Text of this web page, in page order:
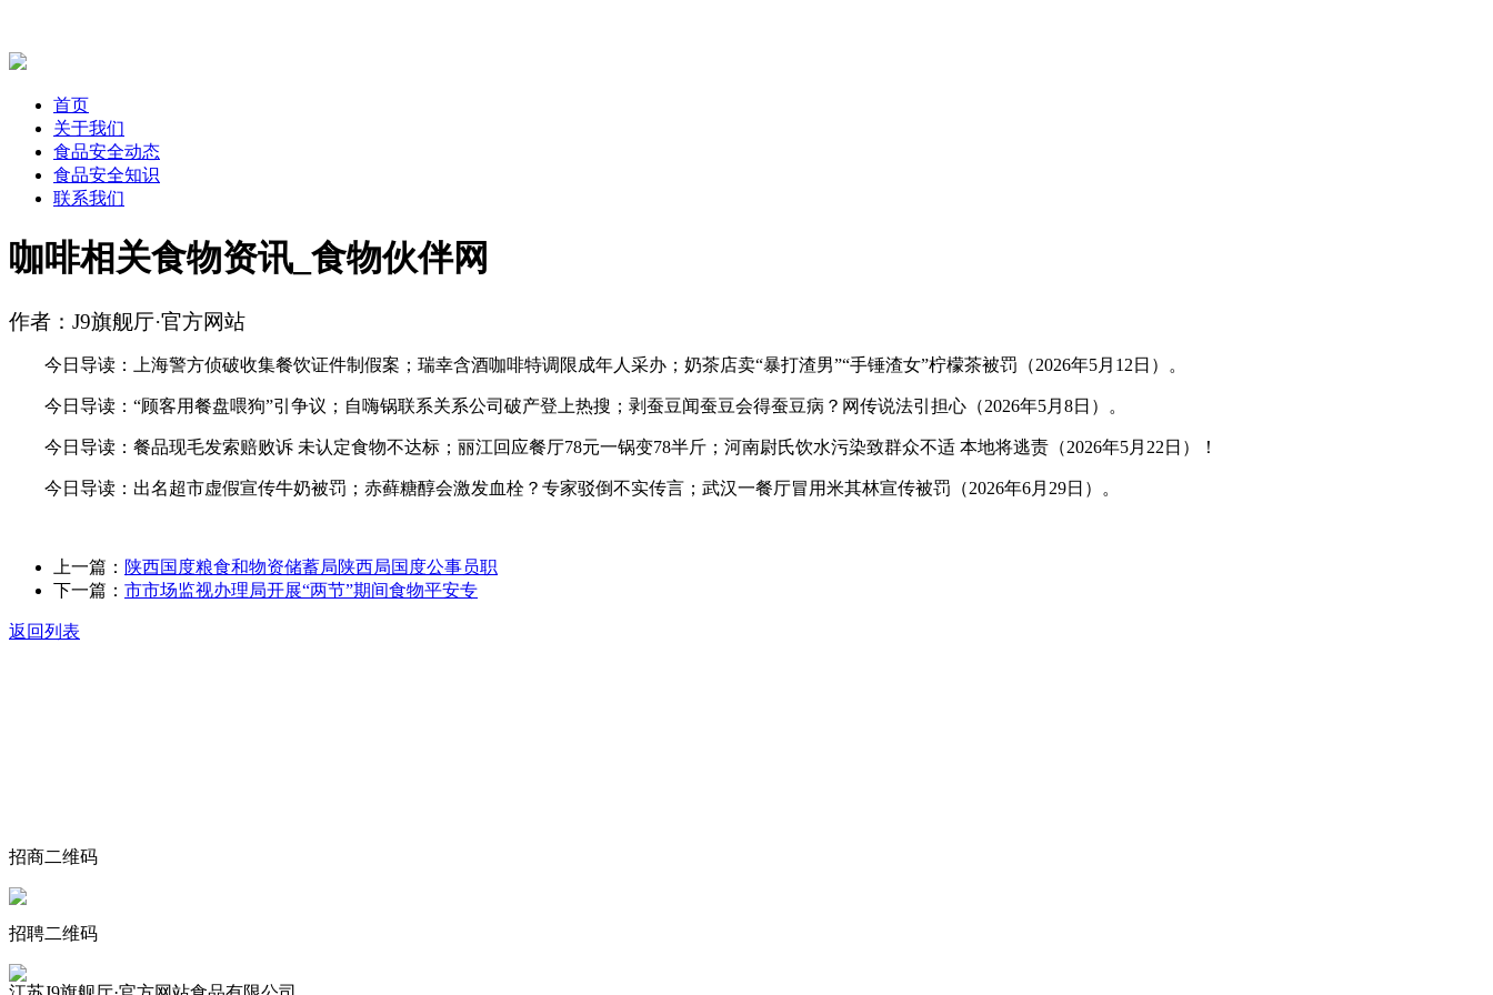
首页
关于我们
食品安全动态
食品安全知识
联系我们
咖啡相关食物资讯_食物伙伴网
作者：J9旗舰厅·官方网站
今日导读：上海警方侦破收集餐饮证件制假案；瑞幸含酒咖啡特调限成年人采办；奶茶店卖“暴打渣男”“手锤渣女”柠檬茶被罚（2026年5月12日）。
今日导读：“顾客用餐盘喂狗”引争议；自嗨锅联系关系公司破产登上热搜；剥蚕豆闻蚕豆会得蚕豆病？网传说法引担心（2026年5月8日）。
今日导读：餐品现毛发索赔败诉 未认定食物不达标；丽江回应餐厅78元一锅变78半斤；河南尉氏饮水污染致群众不适 本地将逃责（2026年5月22日）！
今日导读：出名超市虚假宣传牛奶被罚；赤藓糖醇会激发血栓？专家驳倒不实传言；武汉一餐厅冒用米其林宣传被罚（2026年6月29日）。
上一篇： 陕西国度粮食和物资储蓄局陕西局国度公事员职
下一篇： 市市场监视办理局开展“两节”期间食物平安专
返回列表
招商二维码
招聘二维码